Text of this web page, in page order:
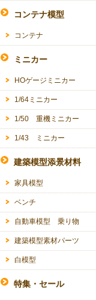
コンテナ模型
コンテナ
ミニカー
HOゲージミニカー
1/64ミニカー
1/50 重機ミニカー
1/43 ミニカー
建築模型添景材料
家具模型
ベンチ
自動車模型 乗り物
建築模型素材パーツ
白模型
特集・セール